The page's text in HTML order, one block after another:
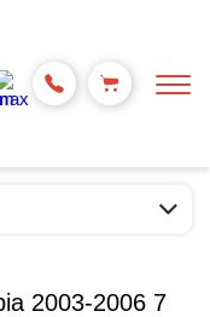
2003-2006 7